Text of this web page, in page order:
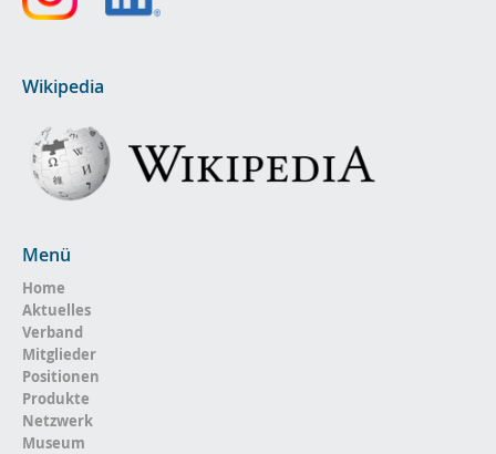
Wikipedia
Menü
Home
Aktuelles
Verband
Mitglieder
Positionen
Produkte
Netzwerk
Museum